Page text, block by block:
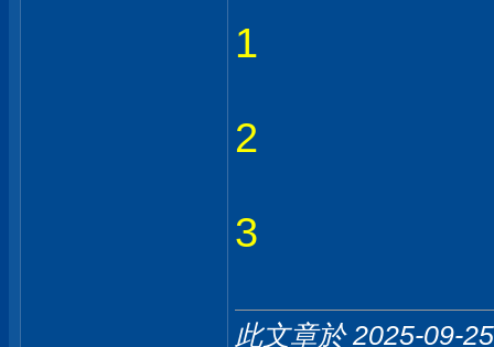
1
2
3
此文章於 2025-09-